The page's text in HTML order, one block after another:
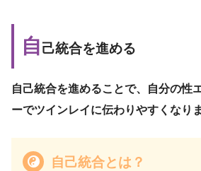
自己統合を進める
自己統合を進めることで、自分の性
ーでツインレイに伝わりやすくなりま
自己統合とは？